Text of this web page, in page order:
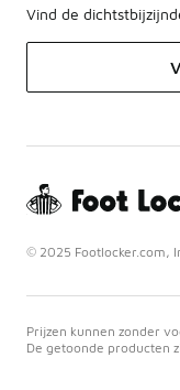
Vind de
© 2025 Footlocker.com,
Prijzen kunnen zonder
De getoonde producten